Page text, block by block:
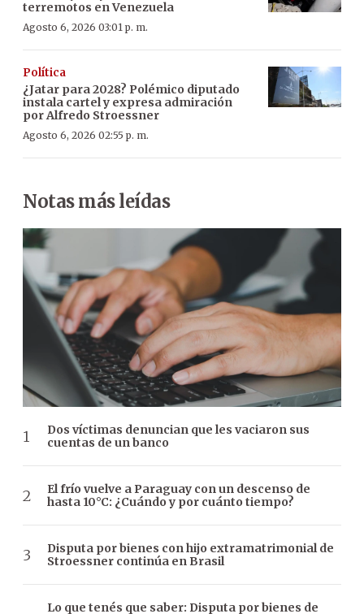
terremotos en Venezuela
Agosto 6, 2026 03:01 p. m.
Política
¿Jatar para 2028? Polémico diputado
instala cartel y expresa admiración
por Alfredo Stroessner
Agosto 6, 2026 02:55 p. m.
Notas más leídas
Dos víctimas denuncian que les vaciaron sus
cuentas de un banco
El frío vuelve a Paraguay con un descenso de
hasta 10°C: ¿Cuándo y por cuánto tiempo?
Disputa por bienes con hijo extramatrimonial de
Stroessner continúa en Brasil
Lo que tenés que saber: Disputa por bienes de